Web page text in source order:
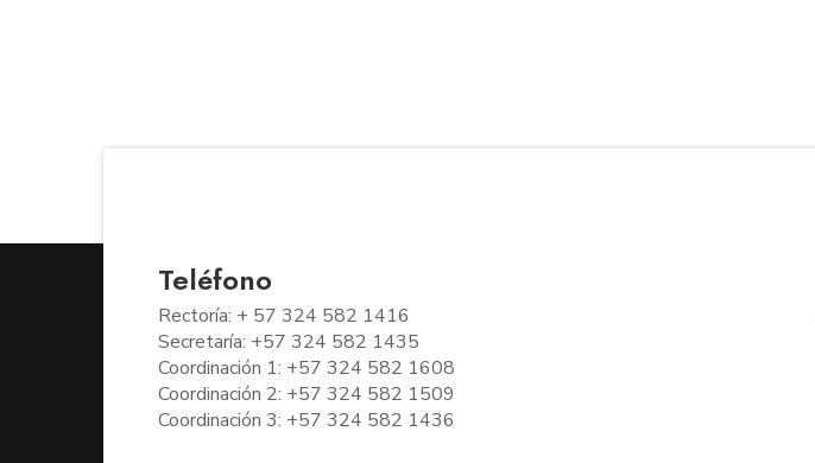
Teléfono
Rectoría: + 57 324 582 1416
Secretaría: +57 324 582 1435
Coordinación 1: +57 324 582 1608
Coordinación 2: +57 324 582 1509
Coordinación 3: +57 324 582 1436